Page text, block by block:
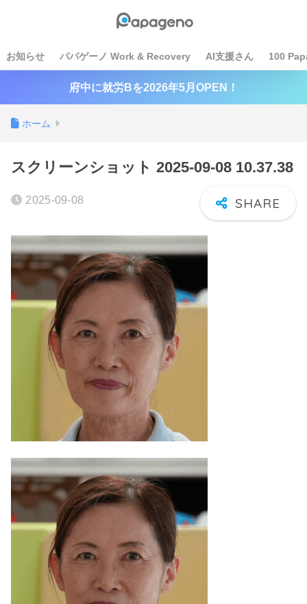
お知らせ パパゲーノ Work & Recovery AI支援さん 100
府中に就労Bを2026年5月OPEN！
ホーム
スクリーンショット 2025-09-08 10.37.38
2025-09-08